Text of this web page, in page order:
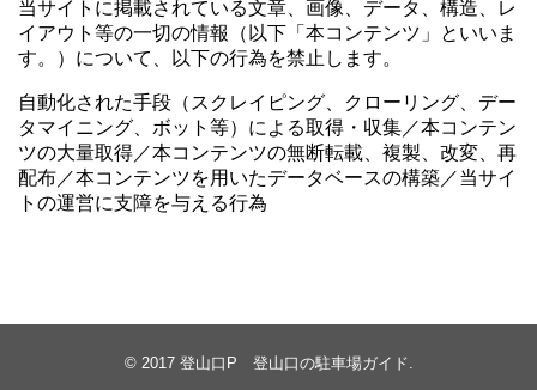
当サイトに掲載されている文章、画像、データ、構造、レ
イアウト等の一切の情報（以下「本コンテンツ」といいま
す。）について、以下の行為を禁止します。
自動化された手段（スクレイピング、クローリング、デー
タマイニング、ボット等）による取得・収集／本コンテン
ツの大量取得／本コンテンツの無断転載、複製、改変、再
配布／本コンテンツを用いたデータベースの構築／当サイ
トの運営に支障を与える行為
© 2017 登山口P 登山口の駐車場ガイド